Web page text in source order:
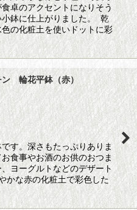
卓のアクセントになりそう
鉢に仕上がりました。 乾
の化粧土を使いドットに彩
ン 輪花平鉢（赤）
す。深さもたっぷりありま
食事やお酒のお供のおつま
ヨーグルトなどのデザート
かな赤の化粧土で彩色した